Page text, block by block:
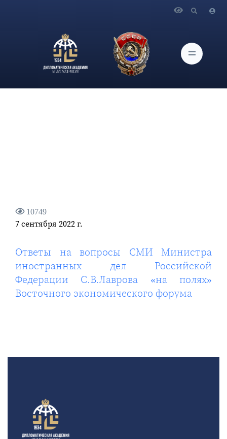
Российской Федерации С.В.Лаврова «на полях» Восточного
экономического форума
10749
7 сентября 2022 г.
Ответы на вопросы СМИ Министра
иностранных дел Российской
Федерации С.В.Лаврова «на полях»
Восточного экономического форума